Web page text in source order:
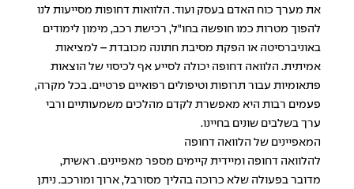
את מערך כוח האדם בעסק ועוד. הלוואות דחופות מסייעות לנו
להפוך מטרות כמו חופשה בחו"ל, רכישת רכב, מימון לימודים
באוניברסיטה או הפקת מסיבת חתונה מכובדת – למציאות
אמיתית. הלוואה דחופה יכולה לסייע אף לכיסוי של הוצאות
פתאומיות עבור תרופות וטיפולים רפואיים פרטיים. בכל מקרה,
פעמים רבות היא מאפשרת לקדם מהלכים משמעותיים ורבי
ערך בשלבים שונים בחיינו.
המאפיינים של הלוואה דחופה
להלוואה דחופה ומיידית קיימים מספר מאפיינים. ראשית,
מדובר בפעולה שלא כרוכה בהליך מסורבל, ארוך ומורכב. ניתן